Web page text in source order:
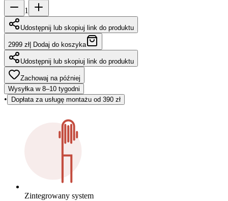
1
Udostępnij lub skopiuj link do produktu
2999 zł Dodaj do koszyka
Udostępnij lub skopiuj link do produktu
Zachowaj na później
Wysyłka w 8–10 tygodni
• Dopłata za usługę montażu od 390 zł
Zintegrowany system